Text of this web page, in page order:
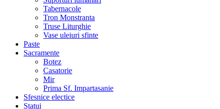
Tabernacole
Tron Monstranta
Truse Liturghie
Vase uleiuri sfinte
Paste
Sacramente
Botez
Casatorie
Mir
Prima Sf. Impartasanie
Sfesnice electice
Statui